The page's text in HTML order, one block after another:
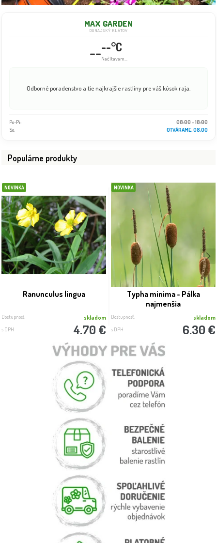
MAX GARDEN
DUNAJSKÝ KLÁTOV
----°C
Načítavam...
Odborné poradenstvo a tie najkrajšie rastliny pre váš kúsok raja.
Po-Pi:
08:00 - 18:00
So:
08:00 - 16:00
Populárne produkty
NOVINKA
Ranunculus lingua
Dostupnosť: skladom
s DPH 4.70 €
NOVINKA
Typha minima - Pálka
najmenšia
Dostupnosť: skladom
s DPH 6.30 €